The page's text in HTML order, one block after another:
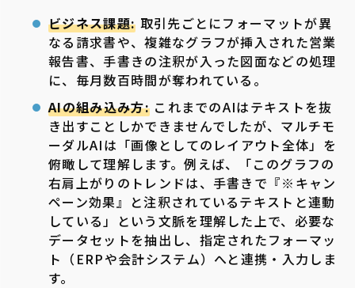
ビジネス課題: 取引先ごとにフォーマットが異
なる請求書や、複雑なグラフが挿入された営業
報告書、手書きの注釈が入った図面などの処理
に、毎月数百時間が奪われている。
AIの組み込み方:これまでのAIはテキストを抜
き出すことしかできませんでしたが、マルチモ
ーダルAIは「画像としてのレイアウト全体」を
俯瞰して理解します。例えば、「このグラフの
右肩上がりのトレンドは、手書きで『※キャン
ペーン効果』と注釈されているテキストと連動
している」という文脈を理解した上で、必要な
データセットを抽出し、指定されたフォーマッ
ト（ERPや会計システム）へと連携・入力しま
す。